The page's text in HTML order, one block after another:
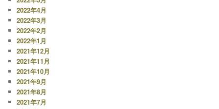
2022年4月
2022年3月
2022年2月
2022年1月
2021年12月
2021年11月
2021年10月
2021年9月
2021年8月
2021年7月